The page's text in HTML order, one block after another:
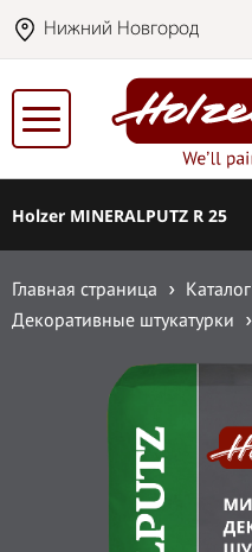
Нижний Новгород
Holzer MINERALPUTZ R 25
Главная страница
Каталог
Декоративные штукатурки